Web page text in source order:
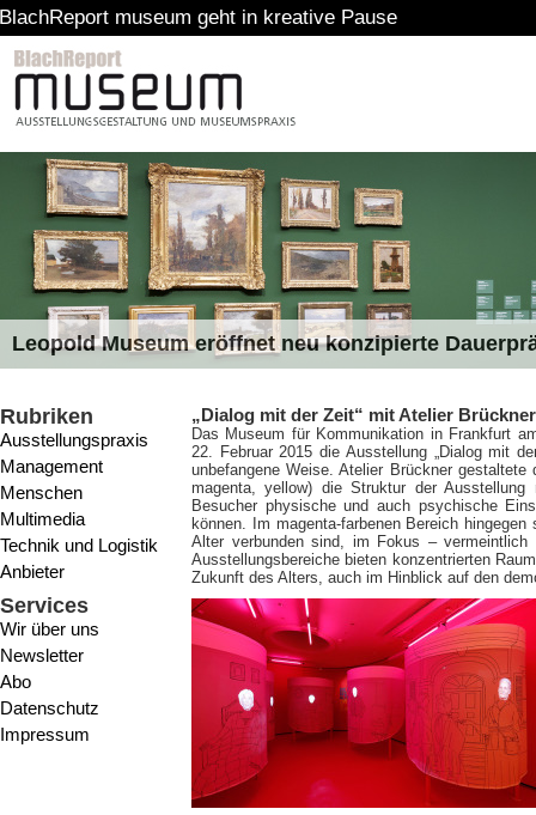
geht in kreative Pause
Leopold Museum eröffnet neu konzipierte
Rubriken
Ausstellungspraxis
Management
Menschen
Multimedia
Technik und Logistik
Anbieter
Services
Wir über uns
Newsletter
Abo
Datenschutz
Impressum
„Dialog mit der Zeit“ mit Atelier Brückner
Das Museum für Kommunikation in Frankfurt
22. Februar 2015 die Ausstellung „Dialog mit
unbefangene Weise. Atelier Brückner
magenta, yellow) die Struktur der
Besucher physische und auch psychische
können. Im magenta-farbenen Bereich
Alter verbunden sind, im Fokus –
Ausstellungsbereiche bieten konzentrierten
Zukunft des Alters, auch im Hinblick auf den